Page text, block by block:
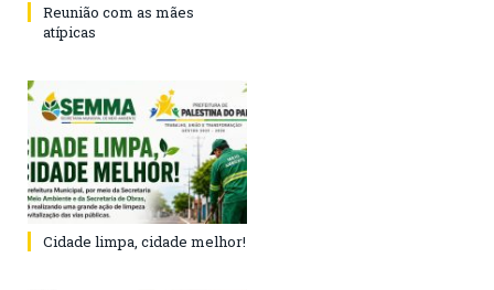
Reunião com as mães
atípicas
Cidade limpa, cidade melhor!